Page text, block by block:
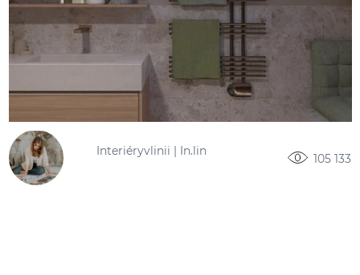
Interiéryvlinii | In.lin
105 133